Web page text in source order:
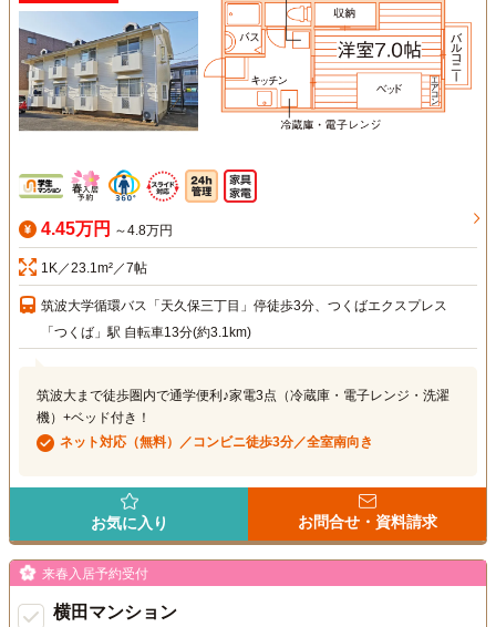
4.45万円 ～4.8万円
1K／23.1m²／7帖
筑波大学循環バス「天久保三丁目」停徒歩3分、つくばエクスプレス
「つくば」駅 自転車13分(約3.1km)
筑波大まで徒歩圏内で通学便利♪家電3点（冷蔵庫・電子レンジ・洗濯
機）+ベッド付き！
ネット対応（無料）／コンビニ徒歩3分／全室南向き
お気に入り お問合せ・資料請求
来春入居予約受付
横田マンション